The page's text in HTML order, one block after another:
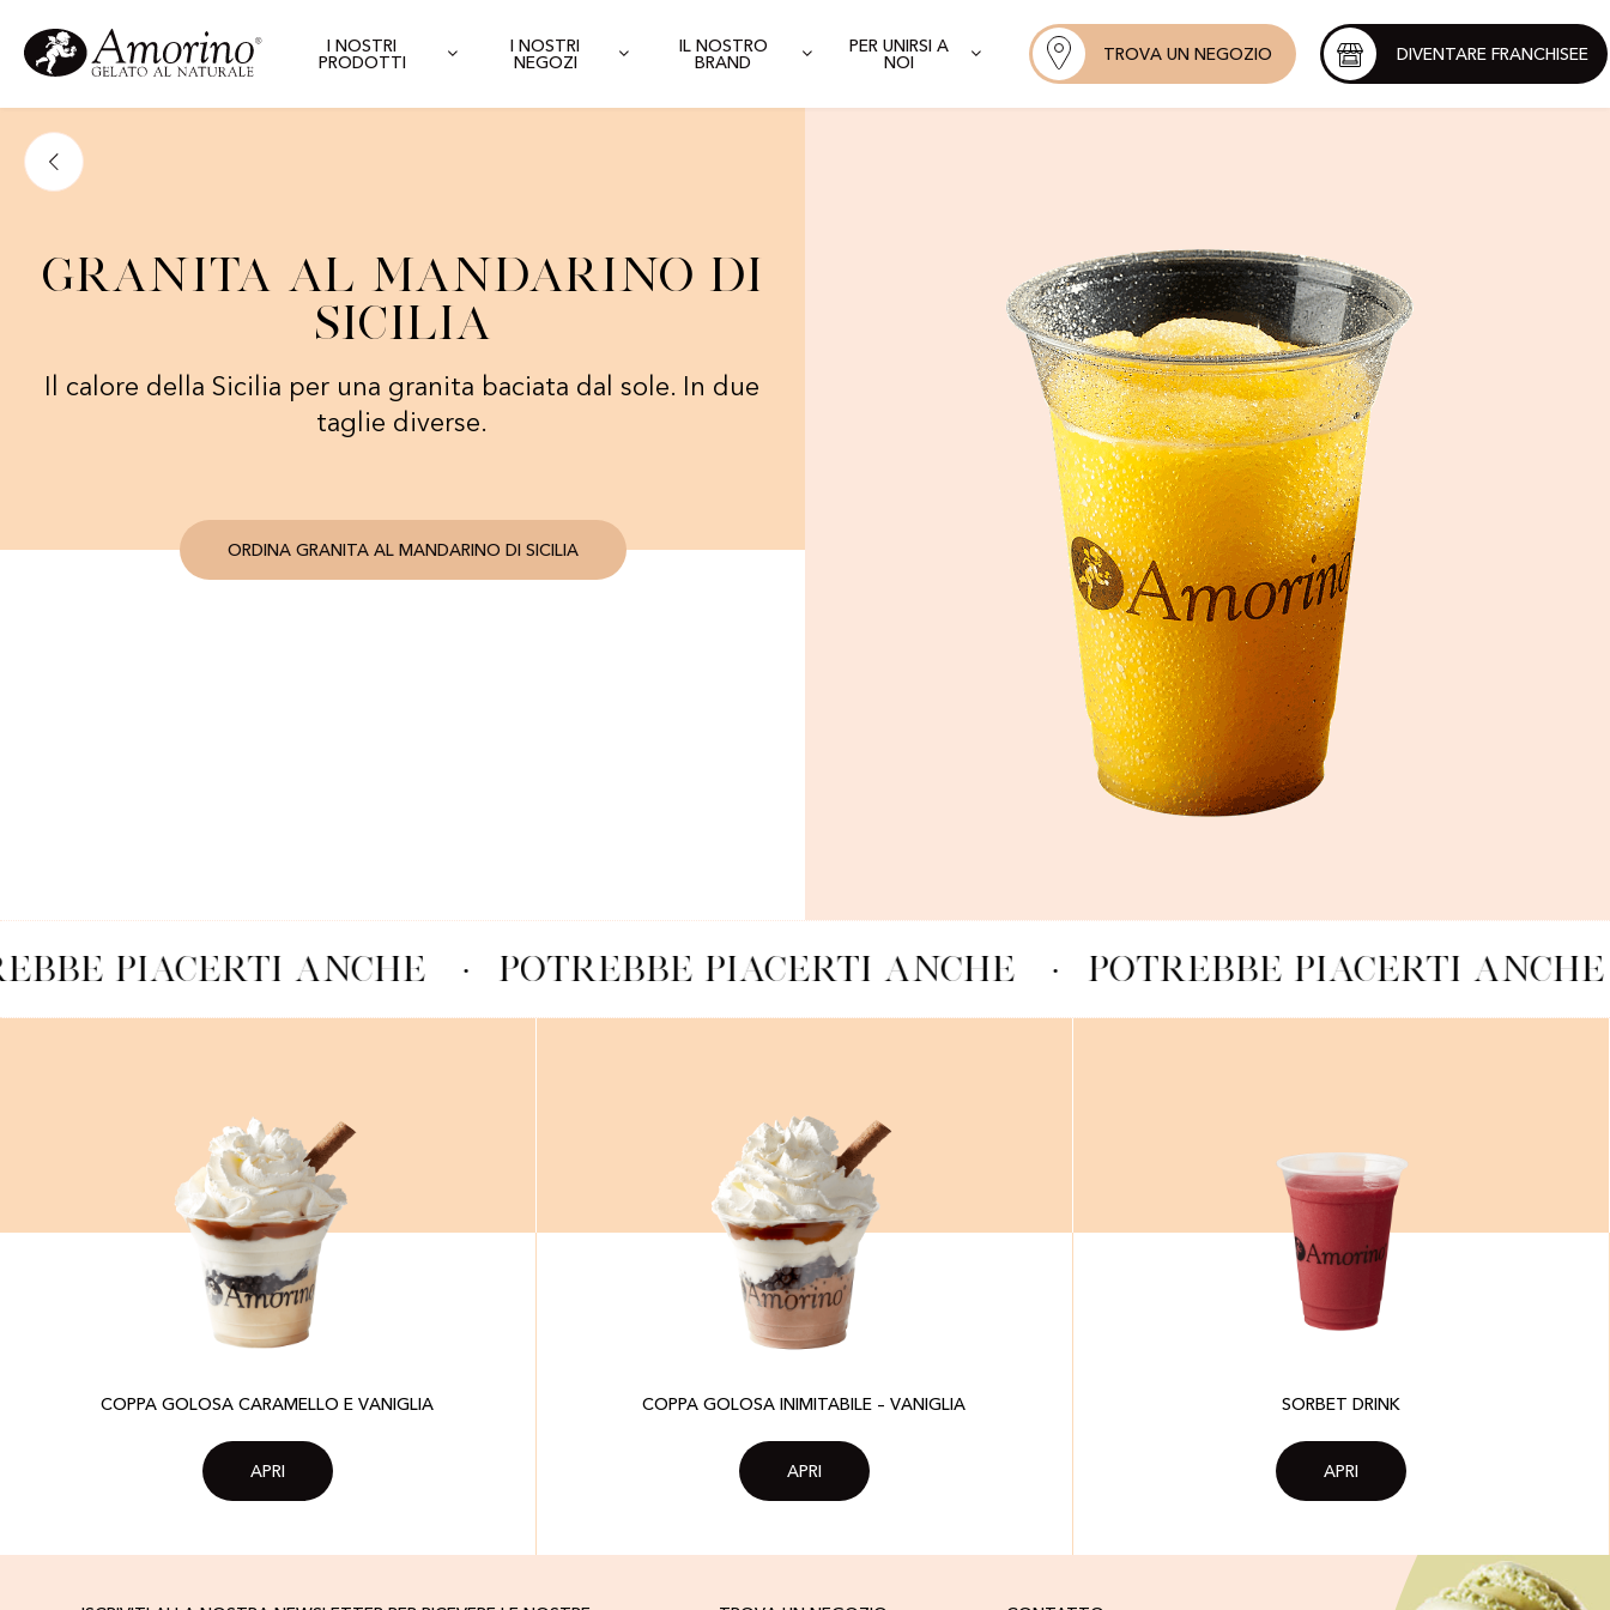
I NOSTRI
PRODOTTI
I NOSTRI
NEGOZI
IL NOSTRO
BRAND
PER UNIRSI A
NOI
TROVA UN NEGOZIO DIVENTARE FRANCHISEE
Granita al Mandarino di
Sicilia
Il calore della Sicilia per una granita baciata dal sole. In due
taglie diverse.
ORDINA GRANITA AL MANDARINO DI SICILIA
PIACERTI ANCHE · POTREBBE PIACERTI ANCHE · POTREBBE PIACERTI ANCHE
COPPA GOLOSA CARAMELLO E VANIGLIA
APRI
COPPA GOLOSA INIMITABILE – VANIGLIA
APRI
SORBET DRINK
APRI